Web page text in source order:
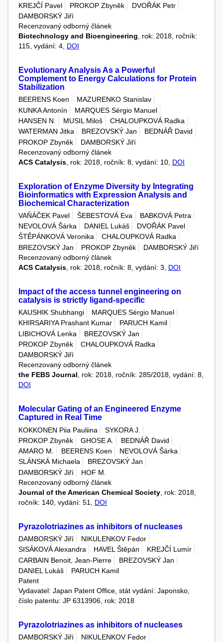
KREJČÍ Pavel PROKOP Zbyněk
DVOŘÁK Petr
DAMBORSKÝ Jiří
Recenzovaný odborný článek
Biotechnology and Bioengineering , rok: 2018, ročník:
115, vydání: 4, DOI
Evolutionary Analysis As a Powerful
Complement to Energy Calculations for Protein
Stabilization
BEERENS Koen
MAZURENKO Stanislav
KUNKA Antonín
MARQUES Sérgio Manuel
HANSEN N.
MUSIL Miloš
CHALOUPKOVÁ Radka
WATERMAN Jitka
BREZOVSKÝ Jan
BEDNÁŘ David
PROKOP Zbyněk
DAMBORSKÝ Jiří
Recenzovaný odborný článek
ACS Catalysis , rok: 2018, ročník: 8, vydání: 10, DOI
Exploration of Enzyme Diversity by Integrating
Bioinformatics with Expression Analysis and
Biochemical Characterization
VAŇÁČEK Pavel ŠEBESTOVÁ Eva
BABKOVÁ Petra
NEVOLOVÁ Šárka
DANIEL Lukáš
DVOŘÁK Pavel
ŠTĚPÁNKOVÁ Veronika
CHALOUPKOVÁ Radka
BREZOVSKÝ Jan
PROKOP Zbyněk
DAMBORSKÝ Jiří
Recenzovaný odborný článek
ACS Catalysis , rok: 2018, ročník: 8, vydání: 3, DOI
Impact of the access tunnel engineering on
catalysis is strictly ligand-specific
KAUSHIK Shubhangi
MARQUES Sérgio Manuel
KHIRSARIYA Prashant Kumar
PARUCH Kamil
LIBICHOVÁ Lenka
BREZOVSKÝ Jan
PROKOP Zbyněk
CHALOUPKOVÁ Radka
DAMBORSKÝ Jiří
Recenzovaný odborný článek
the FEBS Journal, rok: 2018, ročník: 285/2018, vydání: 8,
DOI
Molecular Gating of an Engineered Enzyme
Captured in Real Time
KOKKONEN Piia Pauliina
SYKORA J.
PROKOP Zbyněk
GHOSE A.
BEDNÁŘ David
AMARO M.
BEERENS Koen
NEVOLOVÁ Šárka
SLÁNSKÁ Michaela
BREZOVSKÝ Jan
DAMBORSKÝ Jiří
HOF M.
Recenzovaný odborný článek
Journal of the American Chemical Society , rok: 2018,
ročník: 140, vydání: 51, DOI
Pyrazolotriazines as inhibitors of nucleases
DAMBORSKÝ Jiří
NIKULENKOV Fedor
SISÁKOVÁ Alexandra
HAVEL Štěpán
KREJČÍ Lumír
CARBAIN Benoit, Jean-Pierre
BREZOVSKÝ Jan
DANIEL Lukáš
PARUCH Kamil
Patent
Vydavatel: Japan Patent Office, stát vydání: Japonsko,
číslo patentu: JP 6313906, rok: 2018
Pyrazolotriazines as inhibitors of nucleases
DAMBORSKÝ Jiří
NIKULENKOV Fedor